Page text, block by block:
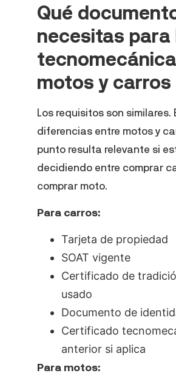
Qué
necesitas para
motos y carros
Los requisitos son similares.
diferencias entre motos y
punto resulta relevante si
decidiendo entre comprar
comprar moto.
Para carros:
Tarjeta de propiedad
SOAT vigente
Certificado de
usado
Documento de
Certificado
anterior si aplica
Para motos: